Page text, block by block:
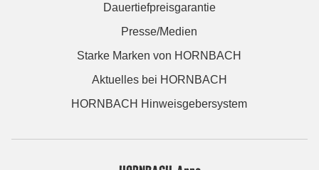
Dauertiefpreisgarantie
Presse/Medien
Starke Marken von HORNBACH
Aktuelles bei HORNBACH
HORNBACH Hinweisgebersystem